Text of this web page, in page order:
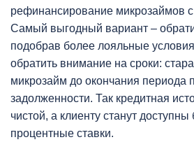
рефинансирование микрозаймов
Самый выгодный вариант –
подобрав более лояльные
обратить внимание на сроки:
микрозайм до окончания периода
задолженности. Так кредитная
чистой, а клиенту станут доступны
процентные ставки.